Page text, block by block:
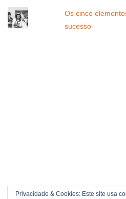
Os cinco
sucesso
Privacidade & Cookies: Este site usa